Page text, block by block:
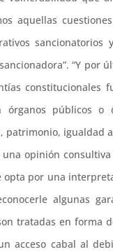
aquellas
sancionatorios
“Y por
constitucionales
públicos o
patrimonio, igualdad
opinión
por una
algunas
tratadas en forma
acceso cabal al